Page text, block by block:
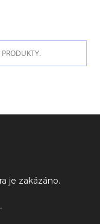
je zakázáno.